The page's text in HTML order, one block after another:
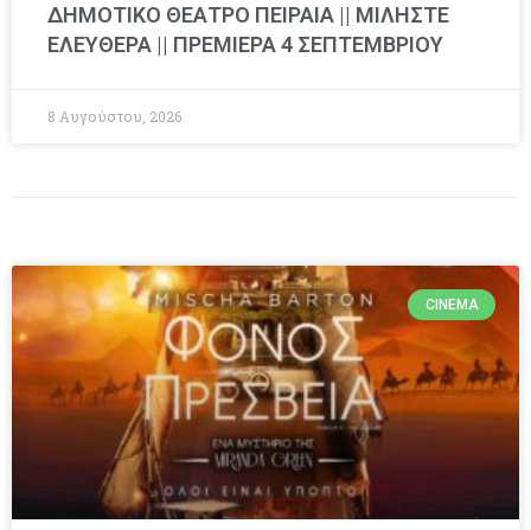
ΔΗΜΟΤΙΚΟ ΘΕΑΤΡΟ ΠΕΙΡΑΙΑ || ΜΙΛΗΣΤΕ
ΕΛΕΥΘΕΡΑ || ΠΡΕΜΙΕΡΑ 4 ΣΕΠΤΕΜΒΡΙΟΥ
8 Αυγούστου, 2026
CINEMA